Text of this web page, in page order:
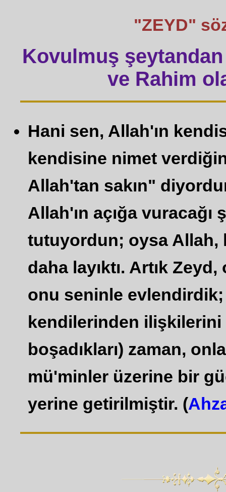
"ZEYD"
Kovulmuş şeytandan
ve Rahim
Hani sen, Allah'ın
kendisine nimet
Allah'tan sakın"
Allah'ın açığa
tutuyordun; oysa Allah,
daha layıktı. Artık
onu seninle evlendirdik;
kendilerinden ilişkilerini
boşadıkları) zaman,
mü'minler üzerine bir
yerine getirilmiştir. (